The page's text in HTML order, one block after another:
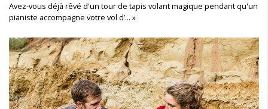
Avez-vous déjà rêvé d'un tour de tapis volant magique pendant qu'un
pianiste accompagne votre vol d’... »